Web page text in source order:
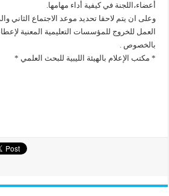
أعضاء،اللجنة في كيفية أداء مهامها.
وعلى ان يتم لاحقا تحديد موعد الاجتماع الثاني
العمل للخروج للمؤسسات التعليمية المعنية
بالخصوص .
* مكتب الإعلام بالهيئة الليبية للبحث العلمي *